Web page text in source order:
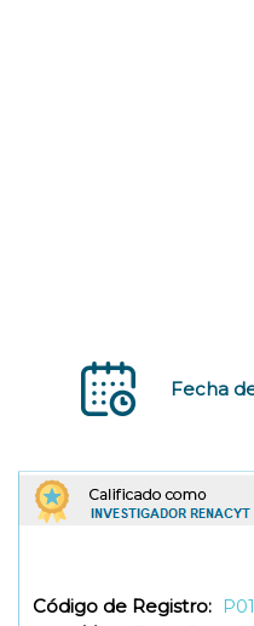
Fecha
Código de Registro: